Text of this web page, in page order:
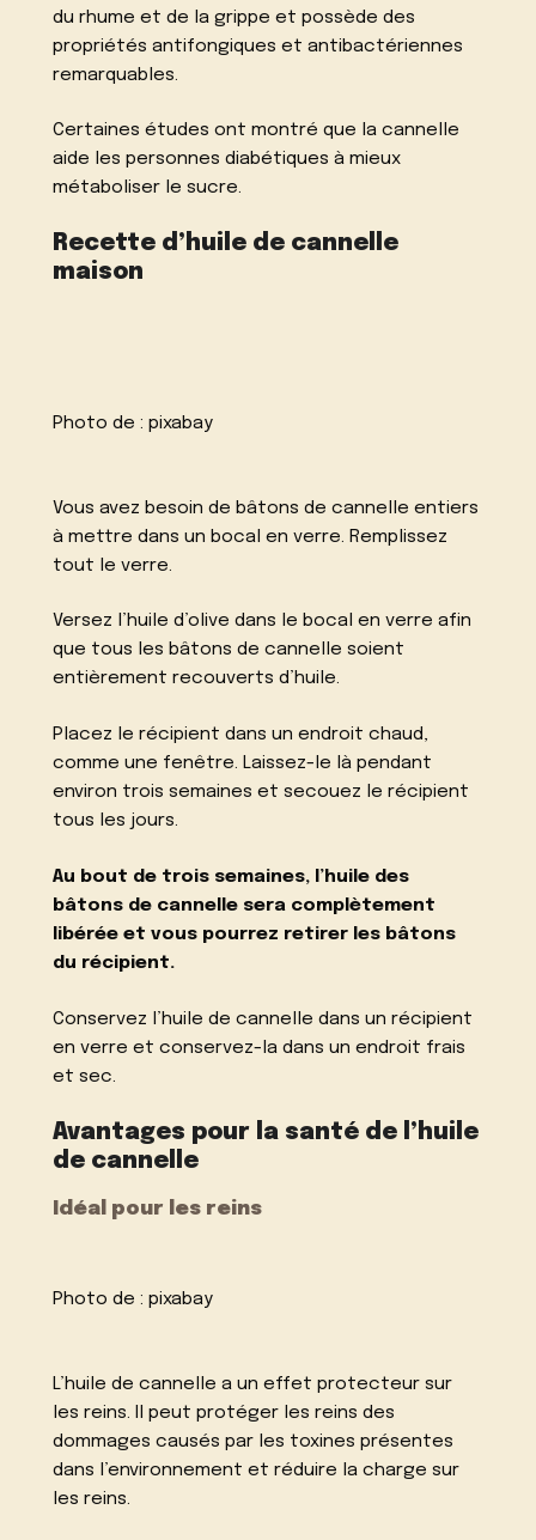
du rhume et de la grippe et possède des
propriétés antifongiques et antibactériennes
remarquables.
Certaines études ont montré que la cannelle
aide les personnes diabétiques à mieux
métaboliser le sucre.
Recette d’huile de cannelle
maison
Photo de :pixabay
Vous avez besoin de bâtons de cannelle entiers
à mettre dans un bocal en verre. Remplissez
tout le verre.
Versez l’huile d’olive dans le bocal en verre afin
que tous les bâtons de cannelle soient
entièrement recouverts d’huile.
Placez le récipient dans un endroit chaud,
comme une fenêtre. Laissez-le là pendant
environ trois semaines et secouez le récipient
tous les jours.
Au bout de trois semaines, l’huile des
bâtons de cannelle sera complètement
libérée et vous pourrez retirer les bâtons
du récipient.
Conservez l’huile de cannelle dans un récipient
en verre et conservez-la dans un endroit frais
et sec.
Avantages pour la santé de l’huile
de cannelle
Idéal pour les reins
Photo de :pixabay
L’huile de cannelle a un effet protecteur sur
les reins. Il peut protéger les reins des
dommages causés par les toxines présentes
dans l’environnement et réduire la charge sur
les reins.